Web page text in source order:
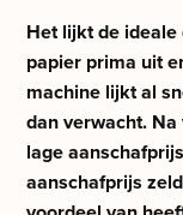
Het lijkt de
papier prima uit
machine lijkt al
dan verwacht.
lage
aanschafprijs